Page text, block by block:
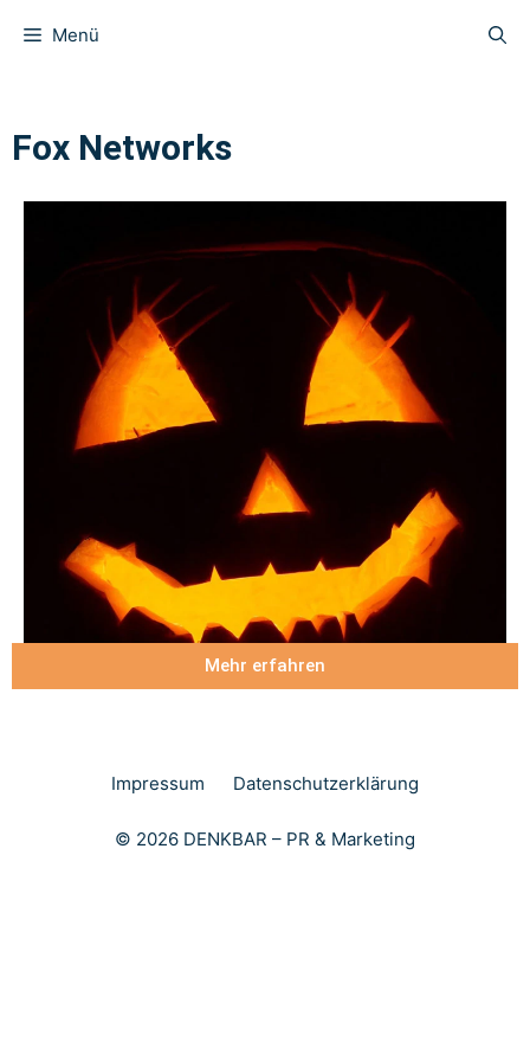
Menü
Fox Networks
Mehr erfahren
Impressum Datenschutzerklärung
© 2026 DENKBAR – PR & Marketing